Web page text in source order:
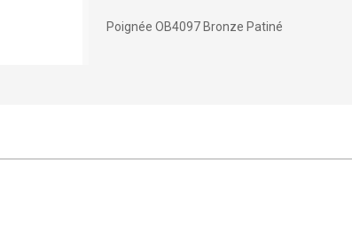
Poignée OB4097 Bronze Patiné